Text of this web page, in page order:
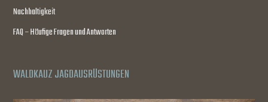
Nachhaltigkeit
FAQ – Häufige Fragen und Antworten
WALDKAUZ JAGDAUSRÜSTUNGEN